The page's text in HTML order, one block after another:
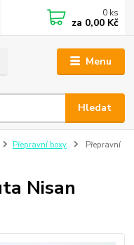
Menu
Hledat
0 ks
za 0,00 Kč
Přepravní boxy
Přepravní
Nisan